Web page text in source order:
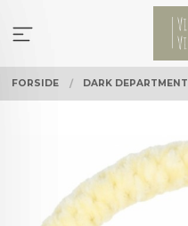
innholdet
FORSIDE DARK DEPARTMENT